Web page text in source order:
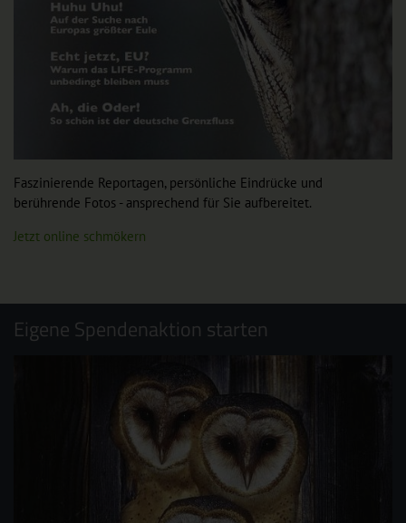
Faszinierende Reportagen, persönliche Eindrücke und
berührende Fotos - ansprechend für Sie aufbereitet.
Jetzt online schmökern
Eigene Spendenaktion starten